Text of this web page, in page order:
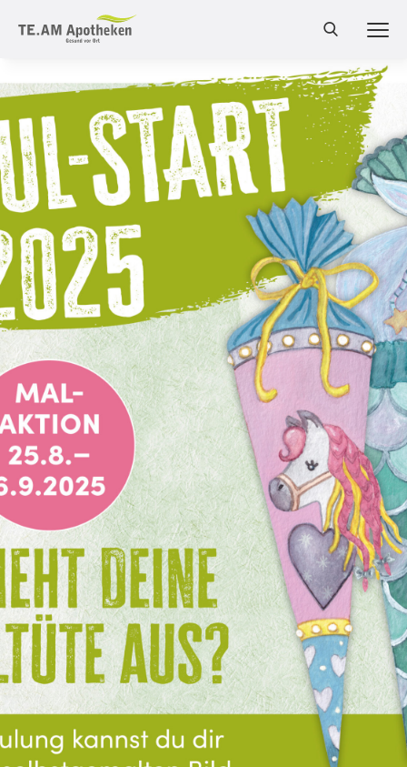
Online-Shop
Bestellung
Services
Leistungen
Produkte
Medizinalcannabis
TE.AM Magazin
Karriere
Veranstaltungen
Standorte
Über uns
Impressum Datenschutz
MENÜ